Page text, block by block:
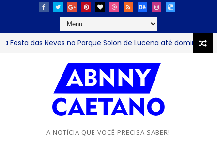
Neves no Parque Solon de Lucena até domingo JUSTIÇA
A NOTÍCIA QUE VOCÊ PRECISA SABER!